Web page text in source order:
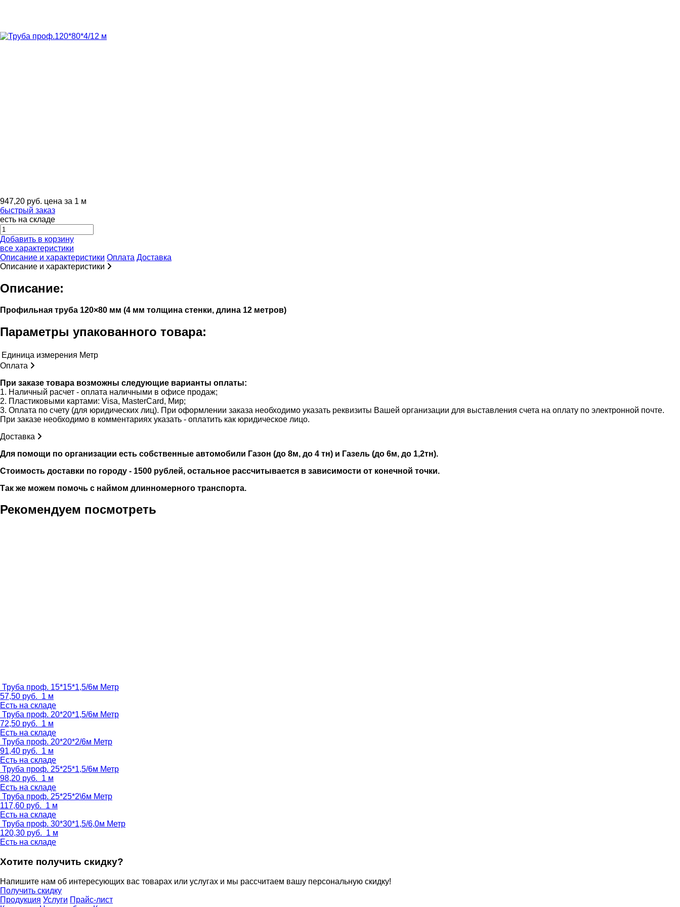
947,20 руб. цена за 1 м
быстрый заказ
есть на складе
Добавить в корзину
все характеристики
Описание и характеристики Оплата Доставка
Описание и характеристики
Описание:
Профильная труба 120×80 мм (4 мм толщина стенки, длина 12 метров)
Параметры упакованного товара:
Единица измерения Метр
Оплата
При заказе товара возможны следующие варианты оплаты:
1. Наличный расчет - оплата наличными в офисе продаж;
2. Пластиковыми картами: Visa, MasterCard, Мир;
3. Оплата по счету (для юридических лиц). При оформлении заказа необходимо указать реквизиты Вашей организации для выставления счета на оплату по электронной почте.
При заказе необходимо в комментариях указать - оплатить как юридическое лицо.
Доставка
Для помощи по организации есть собственные автомобили Газон (до 8м, до 4 тн) и Газель (до 6м, до 1,2тн).
Стоимость доставки по городу - 1500 рублей, остальное рассчитывается в зависимости от конечной точки.
Так же можем помочь с наймом длинномерного транспорта.
Рекомендуем посмотреть
Труба проф. 15*15*1,5/6м Метр
57,50 руб. 1 м
Есть на складе
Труба проф. 20*20*1,5/6м Метр
72,50 руб. 1 м
Есть на складе
Труба проф. 20*20*2/6м Метр
91,40 руб. 1 м
Есть на складе
Труба проф. 25*25*1,5/6м Метр
98,20 руб. 1 м
Есть на складе
Труба проф. 25*25*2\6м Метр
117,60 руб. 1 м
Есть на складе
Труба проф. 30*30*1,5/6,0м Метр
120,30 руб. 1 м
Есть на складе
Хотите получить скидку?
Напишите нам об интересующих вас товарах или услугах и мы рассчитаем вашу персональную скидку!
Получить скидку
Продукция Услуги Прайс-лист